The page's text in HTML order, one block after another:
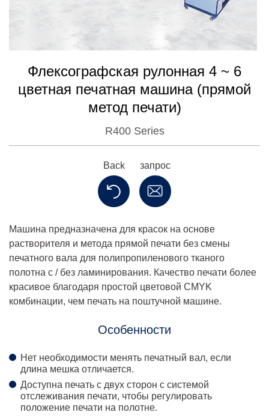
Флексографская рулонная 4 ~ 6
цветная печатная машина (прямой
метод печати)
R400 Series
Back запрос
Машина предназначена для красок на основе
растворителя и метода прямой печати без смены
печатного вала для полипропиленового тканого
полотна с / без ламинирования. Качество печати более
красивое благодаря простой цветовой CMYK
комбинации, чем печать на поштучной машине.
Особенности
Нет необходимости менять печатный вал, если
длина мешка отличается.
Доступна печать с двух сторон с системой
отслеживания печати, чтобы регулировать
положение печати на полотне.